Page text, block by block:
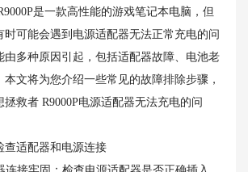
是一款高性能的游戏笔记本电脑，但
时可能会遇到电源适配器无法正常充电的问
由多种原因引起，包括适配器故障、电池老
文将为您介绍一些常见的故障排除步骤，
拯救者 R9000P电源适配器无法充电的问
适配器和电源连接